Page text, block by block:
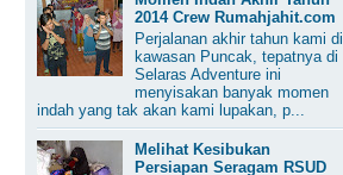
2014 Crew Rumahjahit.com
Perjalanan akhir tahun kami di
kawasan Puncak, tepatnya di
Selaras Adventure ini
menyisakan banyak momen
indah yang tak akan kami lupakan, p...
Melihat Kesibukan
Persiapan Seragam RSUD